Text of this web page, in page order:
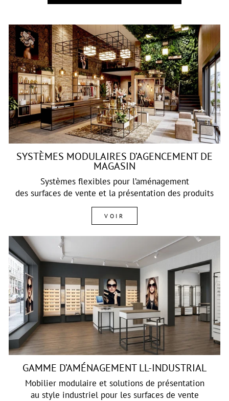
SYSTÈMES MODULAIRES D’AGENCEMENT DE
MAGASIN
Systèmes flexibles pour l’aménagement
des surfaces de vente et la présentation des produits
VOIR
GAMME D’AMÉNAGEMENT LL-INDUSTRIAL
Mobilier modulaire et solutions de présentation
au style industriel pour les surfaces de vente